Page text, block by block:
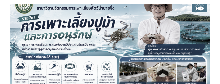
ความรู้จากห้องเรียนไปประยุกต์ใช้ในการทำงานจริงทั้งนี้ สหกิจ
ศึกษาเป็นส่วนสำคัญของการจัดการเรียนการสอน ที่มุ่งเน้นการ
ผลิตบัณฑิตให้มีความพร้อมทั้งด้านวิชาการและวิชาชีพ นักศึกษา
จะได้ฝึกทักษะการทำงานในสภาพแวดล้อมจริง เรียนรู้การแก้ไข
ปัญหาเฉพาะหน้า อดทน สู้งาน ซื่อสัตย์ มีสัมมาคารวะ ทำงาน
ร่วมกับผู้อื่นได้ และการปรับตัวให้เข้ากับองค์กร ตลอดจนพัฒนา
ทักษะวิชาชีพด้านการเพาะเลี้ยงสัตว์น้ำชายฝั่ง ให้สอดคล้องกับ